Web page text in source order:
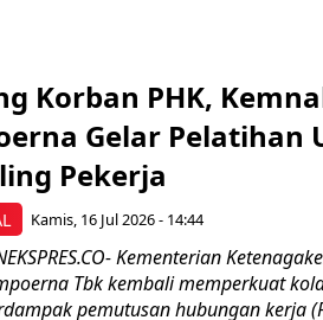
Korban PHK,
Gelar Pelatihan
Pekerja
Kamis, 16 Jul 2026 - 14:44
Kementerian
Tbk kembali memperkuat
pemutusan hubungan kerja